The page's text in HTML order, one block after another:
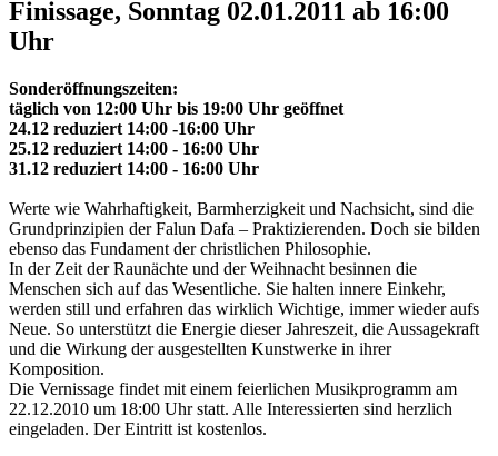
Finissage, Sonntag 02.01.2011 ab 16:00
Uhr
Sonderöffnungszeiten:
täglich von 12:00 Uhr bis 19:00 Uhr geöffnet
24.12 reduziert 14:00 -16:00 Uhr
25.12 reduziert 14:00 - 16:00 Uhr
31.12 reduziert 14:00 - 16:00 Uhr
Werte wie Wahrhaftigkeit, Barmherzigkeit und Nachsicht, sind die
Grundprinzipien der Falun Dafa – Praktizierenden. Doch sie bilden
ebenso das Fundament der christlichen Philosophie.
In der Zeit der Raunächte und der Weihnacht besinnen die
Menschen sich auf das Wesentliche. Sie halten innere Einkehr,
werden still und erfahren das wirklich Wichtige, immer wieder aufs
Neue. So unterstützt die Energie dieser Jahreszeit, die Aussagekraft
und die Wirkung der ausgestellten Kunstwerke in ihrer
Komposition.
Die Vernissage findet mit einem feierlichen Musikprogramm am
22.12.2010 um 18:00 Uhr statt. Alle Interessierten sind herzlich
eingeladen. Der Eintritt ist kostenlos.